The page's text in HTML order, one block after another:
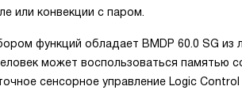
или конвекции с паром.
функций обладает BMDP 60.0 SG из
может воспользоваться памятью
сенсорное управление Logic